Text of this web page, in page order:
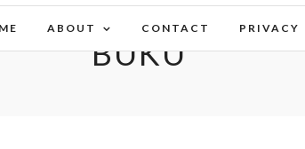
ABOUT CONTACT PRIVACY
BUKU